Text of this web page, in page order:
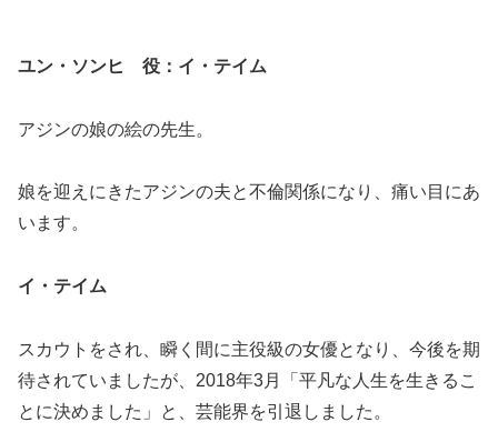
ユン・ソンヒ 役：イ・テイム
アジンの娘の絵の先生。
娘を迎えにきたアジンの夫と不倫関係になり、痛い目にあ
います。
イ・テイム
スカウトをされ、瞬く間に主役級の女優となり、今後を期
待されていましたが、2018年3月「平凡な人生を生きるこ
とに決めました」と、芸能界を引退しました。